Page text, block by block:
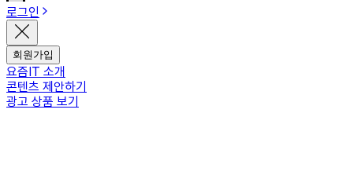
로그인
회원가입
요즘IT 소개
콘텐츠 제안하기
광고 상품 보기